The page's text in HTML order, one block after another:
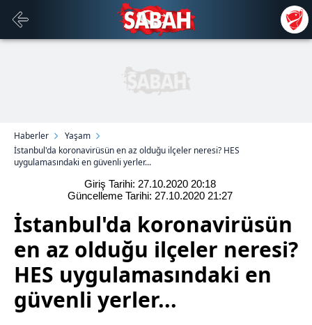
Haberler
Yaşam
İstanbul'da koronavirüsün en az olduğu ilçeler neresi? HES
uygulamasındaki en güvenli yerler...
Giriş Tarihi: 27.10.2020 20:18
Güncelleme Tarihi: 27.10.2020 21:27
İstanbul'da koronavirüsün
en az olduğu ilçeler neresi?
HES uygulamasındaki en
güvenli yerler...